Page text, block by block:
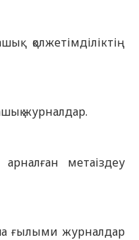
қолжетімділіктің
журналдар.
метаіздеу
ғылыми журналдар